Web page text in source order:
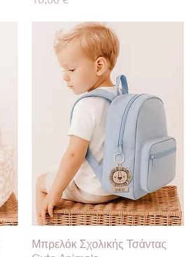
Γρήγορη προβολή
Μπρελόκ Σχολικής Τσάντας